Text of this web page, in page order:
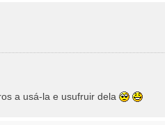
a usá-la e usufruir dela